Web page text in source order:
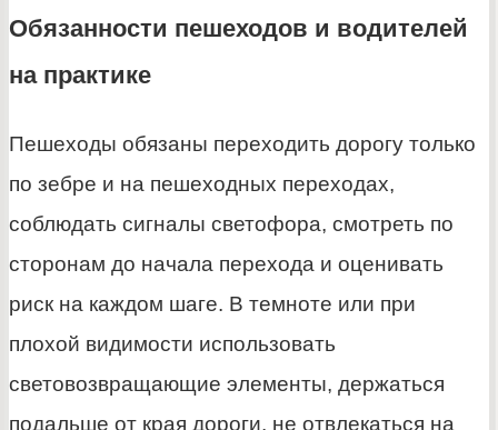
Обязанности пешеходов и водителей
на практике
Пешеходы обязаны переходить дорогу только
по зебре и на пешеходных переходах,
соблюдать сигналы светофора, смотреть по
сторонам до начала перехода и оценивать
риск на каждом шаге. В темноте или при
плохой видимости использовать
световозвращающие элементы, держаться
подальше от края дороги, не отвлекаться на